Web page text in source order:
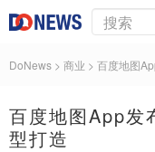
DoNews > 商业 > 百度地图
百度地图App发
型打造